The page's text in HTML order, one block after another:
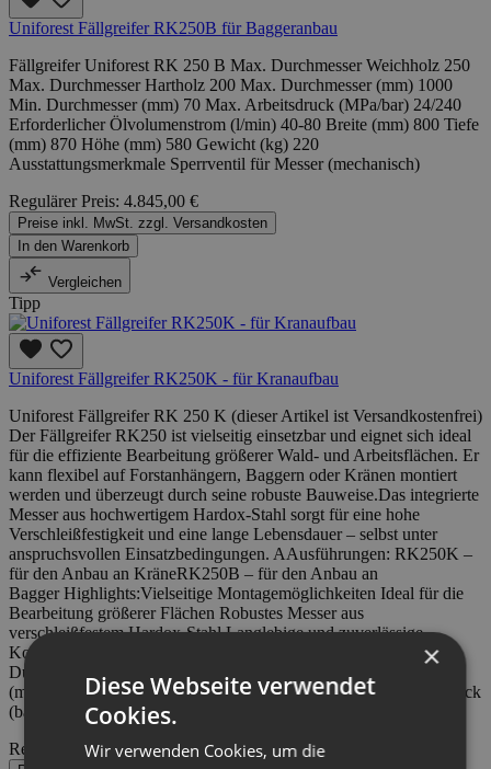
Uniforest Fällgreifer RK250B für Baggeranbau
Fällgreifer Uniforest RK 250 B Max. Durchmesser Weichholz 250
Max. Durchmesser Hartholz 200 Max. Durchmesser (mm) 1000
Min. Durchmesser (mm) 70 Max. Arbeitsdruck (MPa/bar) 24/240
Erforderlicher Ölvolumenstrom (l/min) 40-80 Breite (mm) 800 Tiefe
(mm) 870 Höhe (mm) 580 Gewicht (kg) 220
Ausstattungsmerkmale Sperrventil für Messer (mechanisch)
Regulärer Preis: 4.845,00 €
Preise inkl. MwSt. zzgl. Versandkosten
In den Warenkorb
Vergleichen
Tipp
Uniforest Fällgreifer RK250K - für Kranaufbau
Uniforest Fällgreifer RK 250 K (dieser Artikel ist Versandkostenfrei)
Der Fällgreifer RK250 ist vielseitig einsetzbar und eignet sich ideal
für die effiziente Bearbeitung größerer Wald- und Arbeitsflächen. Er
kann flexibel auf Forstanhängern, Baggern oder Kränen montiert
werden und überzeugt durch seine robuste Bauweise.Das integrierte
Messer aus hochwertigem Hardox-Stahl sorgt für eine hohe
Verschleißfestigkeit und eine lange Lebensdauer – selbst unter
anspruchsvollen Einsatzbedingungen. AAusführungen: RK250K –
für den Anbau an KräneRK250B – für den Anbau an
Bagger Highlights:Vielseitige Montagemöglichkeiten Ideal für die
Bearbeitung größerer Flächen Robustes Messer aus
verschleißfestem Hardox-Stahl Langlebige und zuverlässige
Konstruktionmax. Durchmesser Weichholz (mm)250max.
Durchmesser Hartholz (mm)200max. Durchmesser des Greifers
(mm)1000min. Durchmesser des Greifers (mm)70max. Arbeitsdruck
(bar)240Gewicht (kg)220
Regulärer Preis:4.700,00 €
×
Diese Webseite verwendet
Cookies.
Wir verwenden Cookies, um die